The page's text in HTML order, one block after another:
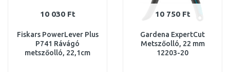
10 030 Ft
Fiskars PowerLever Plus
P741 Rávágó
metszőolló, 22,1cm
10 750 Ft
Gardena ExpertCut
Metszőolló, 22 mm
12203-20